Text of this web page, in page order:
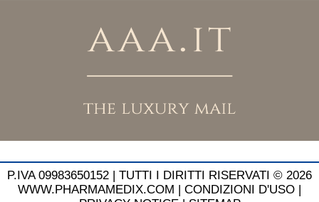
P.IVA 09983650152 | TUTTI I DIRITTI RISERVATI © 2026
WWW.PHARMAMEDIX.COM | CONDIZIONI D'USO |